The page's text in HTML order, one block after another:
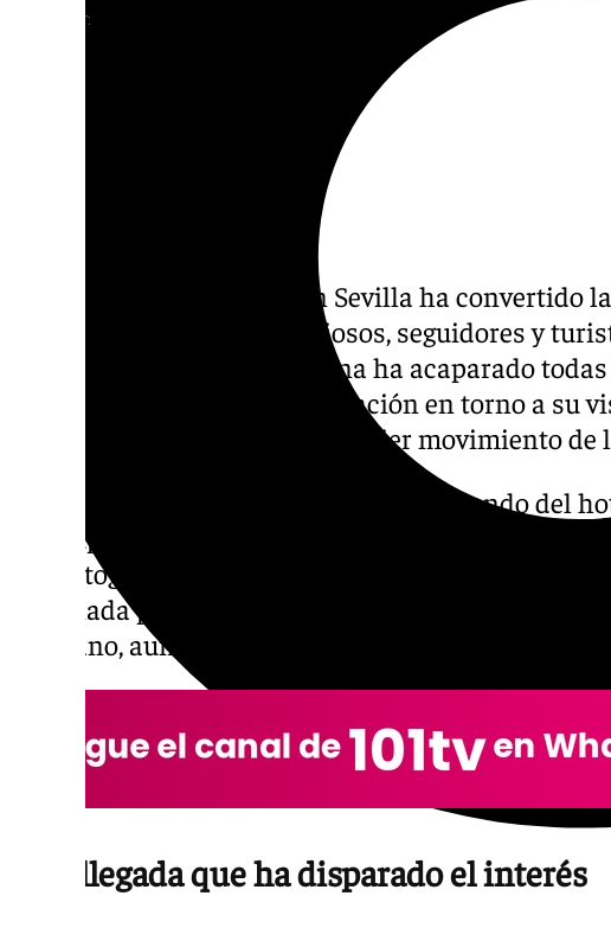
Compartir:
La presencia de Rosalía en Sevilla ha convertido
auténtico hervidero de curiosos, seguidores y
el jueves, la cantante catalana ha acaparado
generado una enorme expectación en torno a su
personas pendientes de cualquier movimiento de
Este viernes, la intérprete fue vista saliendo del
un grupo de fans llevaba horas esperando con la
una fotografía o, al menos, verla de cerca. Más
la jornada para almorzar en un conocido
sevillano, aumentando todavía más el revuelo en
Una llegada que ha disparado el interés